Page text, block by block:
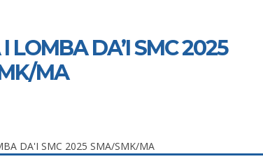
LOMBA DA’I SMC 2025
MA